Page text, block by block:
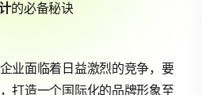
的必备秘诀
业面临着日益激烈的竞争，要
打造一个国际化的品牌形象至